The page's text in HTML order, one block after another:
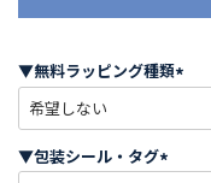
▼無料ラッピング種類
必
)
▼包装シール・タグ